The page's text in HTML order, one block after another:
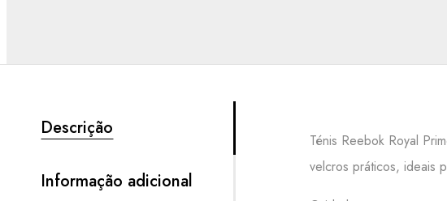
Descrição
Informação adicional
Ténis Reebok Royal
velcros práticos, ideais